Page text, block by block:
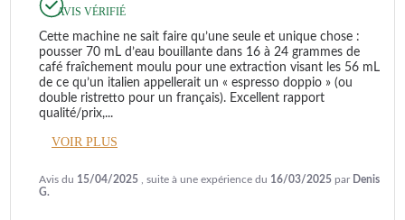
AVIS VÉRIFIÉ
Cette machine ne sait faire qu’une seule et unique chose :
pousser 70 mL d’eau bouillante dans 16 à 24 grammes de
café fraîchement moulu pour une extraction visant les 56 mL
de ce qu’un italien appellerait un « espresso doppio » (ou
double ristretto pour un français). Excellent rapport
qualité/prix,...
VOIR PLUS
Avis du 15/04/2025 , suite à une expérience du 16/03/2025 par Denis
G.